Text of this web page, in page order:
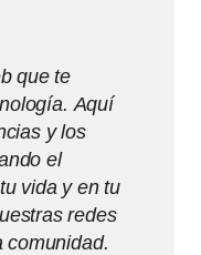
que te
Aquí
y los
el
vida y en tu
redes
comunidad.